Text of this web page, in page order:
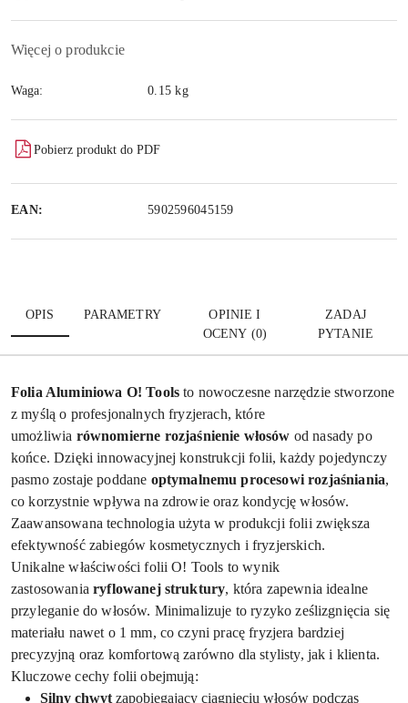
Więcej o produkcie
Waga: 0.15 kg
Pobierz produkt do PDF
EAN: 5902596045159
OPIS PARAMETRY
OPINIE I
OCENY (0)
ZADAJ
PYTANIE
Folia Aluminiowa O! Tools to nowoczesne narzędzie stworzone
z myślą o profesjonalnych fryzjerach, które
umożliwia równomierne rozjaśnienie włosów od nasady po
końce. Dzięki innowacyjnej konstrukcji folii, każdy pojedynczy
pasmo zostaje poddane optymalnemu procesowi rozjaśniania,
co korzystnie wpływa na zdrowie oraz kondycję włosów.
Zaawansowana technologia użyta w produkcji folii zwiększa
efektywność zabiegów kosmetycznych i fryzjerskich.
Unikalne właściwości folii O! Tools to wynik
zastosowania ryflowanej struktury, która zapewnia idealne
przyleganie do włosów. Minimalizuje to ryzyko ześlizgnięcia się
materiału nawet o 1 mm, co czyni pracę fryzjera bardziej
precyzyjną oraz komfortową zarówno dla stylisty, jak i klienta.
Kluczowe cechy folii obejmują:
Silny chwyt zapobiegający ciągnięciu włosów podczas